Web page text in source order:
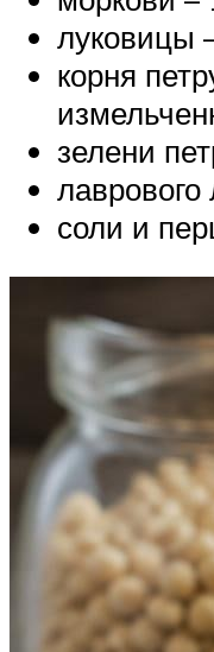
луковицы
корня
зелени
лаврового
соли и